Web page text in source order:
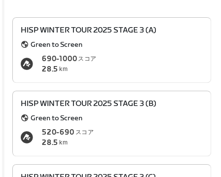
HISP WINTER TOUR 2025 STAGE 3 (A)
Green to Screen
690-1000 スコア
28.5 km
HISP WINTER TOUR 2025 STAGE 3 (B)
Green to Screen
520-690 スコア
28.5 km